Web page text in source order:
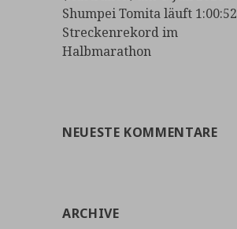
Shumpei Tomita läuft 1:00:52
Streckenrekord im
Halbmarathon
NEUESTE KOMMENTARE
ARCHIVE